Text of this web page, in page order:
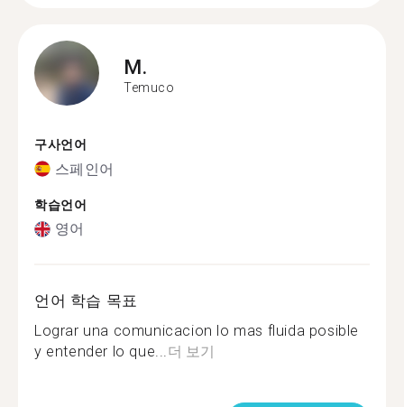
M.
Temuco
구사언어
스페인어
학습언어
영어
언어 학습 목표
Lograr una comunicacion lo mas fluida posible
y entender lo que...더 보기